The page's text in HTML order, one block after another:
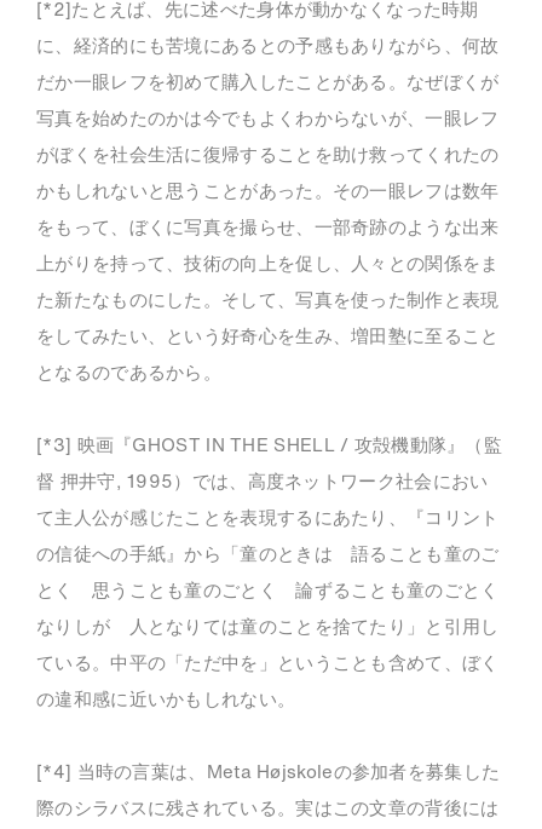
[*2]たとえば、先に述べた身体が動かなくなった時期
に、経済的にも苦境にあるとの予感もありながら、何故
だか一眼レフを初めて購入したことがある。なぜぼくが
写真を始めたのかは今でもよくわからないが、一眼レフ
がぼくを社会生活に復帰することを助け救ってくれたの
かもしれないと思うことがあった。その一眼レフは数年
をもって、ぼくに写真を撮らせ、一部奇跡のような出来
上がりを持って、技術の向上を促し、人々との関係をま
た新たなものにした。そして、写真を使った制作と表現
をしてみたい、という好奇心を生み、増田塾に至ること
となるのであるから。
[*3] 映画『GHOST IN THE SHELL / 攻殻機動隊』（監
督 押井守, 1995）では、高度ネットワーク社会におい
て主人公が感じたことを表現するにあたり、『コリント
の信徒への手紙』から「童のときは 語ることも童のご
とく 思うことも童のごとく論ずることも童のごとく
なりしが 人となりては童のことを捨てたり」と引用し
ている。中平の「ただ中を」ということも含めて、ぼく
の違和感に近いかもしれない。
[*4] 当時の言葉は、Meta Højskoleの参加者を募集した
際のシラバスに残されている。実はこの文章の背後には